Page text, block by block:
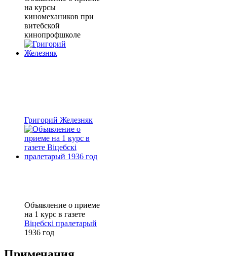
на курсы
киномехаников при
витебской
кинопрофшколе
Григорий Железняк
Объявление о приеме
на 1 курс в газете
Віцебскі пралетарый
1936 год